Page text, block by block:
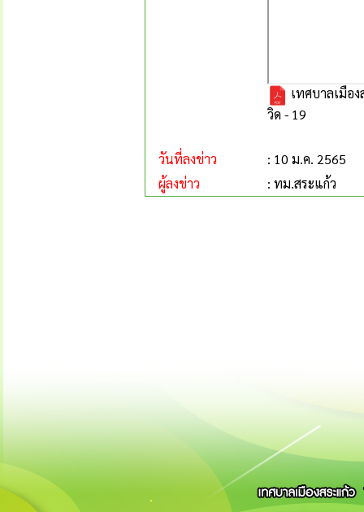
เทศบาลเมือ
วิด - 19
วันที่ลงข่าว
: 10 ม.ค. 2565
ผู้ลงข่าว
: ทม.สระแก้ว